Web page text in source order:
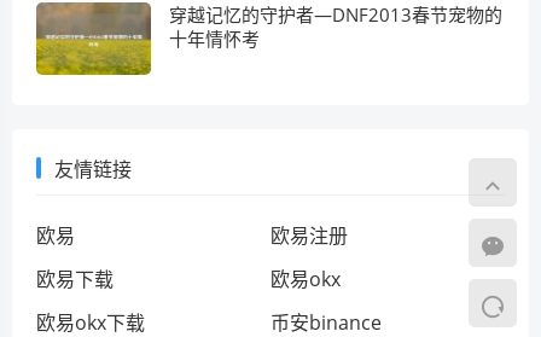
穿越记忆的守护者—DNF2013春节宠物的
十年情怀考
友情链接
欧易
欧易注册
欧易下载
欧易okx
欧易okx下载
币安binance